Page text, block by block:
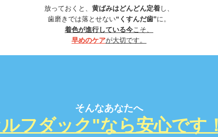
放っておくと、 黄ばみはどんどん定着し、
歯磨きでは落とせない“くすんだ歯”に。
着色が進行している今こそ、
早めのケアが大切です。
そんなあなたへ
フダック"なら安心です